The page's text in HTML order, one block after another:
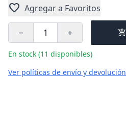
favorite Agregar a Favoritos
remove add add_shopping_cart
En stock (11 disponibles)
Ver políticas de envío y devolución